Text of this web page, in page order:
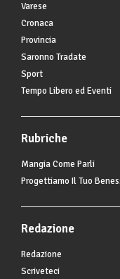
Varese
Cronaca
Provincia
Saronno Tradate
Sport
Tempo Libero ed Eventi
Rubriche
Mangia Come Parli
Progettiamo Il Tuo
Redazione
Redazione
Scriveteci